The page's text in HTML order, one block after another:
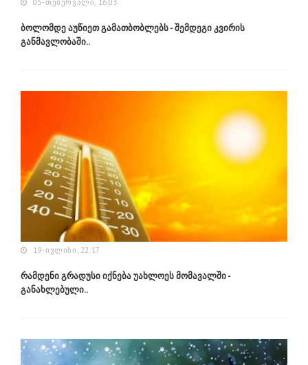
05-ᲗᲔᲑᲔᲠᲕᲐᲚᲘ, 16:03
ბოლომდე აუწიეთ გამათბობლებს - შემდეგი კვირის
განმავლობაში..
19-ᲘᲕᲚᲘᲡᲘ, 22:17
რამდენი გრადუსი იქნება უახლოეს მომავალში -
განახლებული..